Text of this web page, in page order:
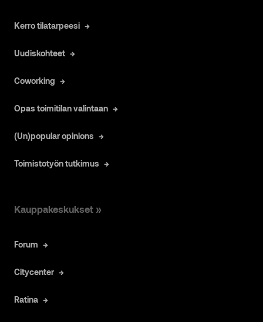
Kerro tilatarpeesi
Uudiskohteet
Coworking
Opas toimitilan valintaan
(Un)popular opinions
Toimistotyön tutkimus
Kauppakeskukset »
Forum
Citycenter
Ratina